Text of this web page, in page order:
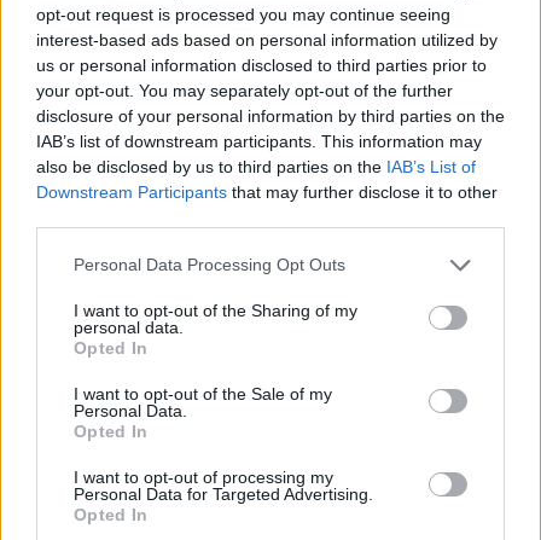
opt-out request is processed you may continue seeing
interest-based ads based on personal information utilized by
us or personal information disclosed to third parties prior to
your opt-out. You may separately opt-out of the further
disclosure of your personal information by third parties on the
IAB’s list of downstream participants. This information may
also be disclosed by us to third parties on the IAB’s List of
Downstream Participants that may further disclose it to other
Personal Data Processing Opt Outs
I want to opt-out of the Sharing of my
personal data.
Opted In
I want to opt-out of the Sale of my
Personal Data.
Opted In
I want to opt-out of processing my
Personal Data for Targeted Advertising.
Opted In
TAGS: ΜΕΛΙΓΑΛΑΣ ΔΗΜΟΤΙΚΟ ΣΤΑΔΙΟ ΜΕΛΙΓΑΛΑ